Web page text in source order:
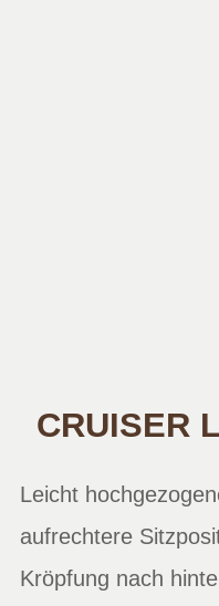
CRUISER
Leicht
aufrechtere
Kröpfung nach